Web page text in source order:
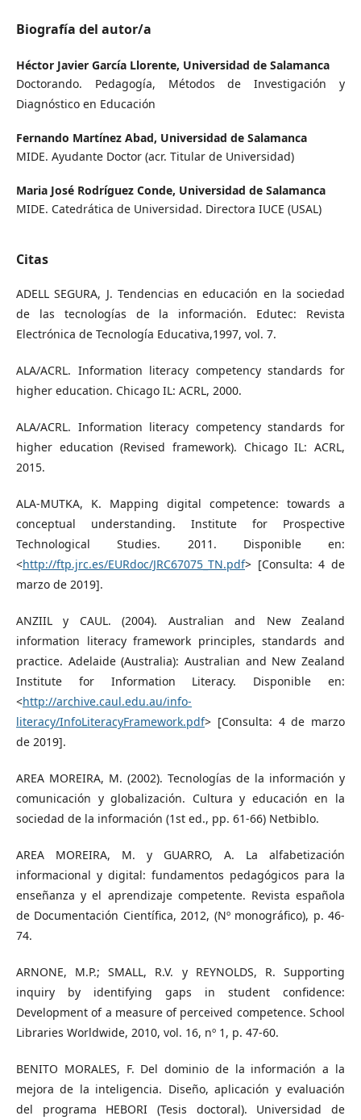
Biografía del autor/a
Héctor Javier García Llorente, Universidad de Salamanca
Doctorando. Pedagogía, Métodos de Investigación y
Diagnóstico en Educación
Fernando Martínez Abad, Universidad de Salamanca
MIDE. Ayudante Doctor (acr. Titular de Universidad)
Maria José Rodríguez Conde, Universidad de Salamanca
MIDE. Catedrática de Universidad. Directora IUCE (USAL)
Citas
ADELL SEGURA, J. Tendencias en educación en la sociedad
de las tecnologías de la información. Edutec: Revista
Electrónica de Tecnología Educativa,1997, vol. 7.
ALA/ACRL. Information literacy competency standards for
higher education. Chicago IL: ACRL, 2000.
ALA/ACRL. Information literacy competency standards for
higher education (Revised framework). Chicago IL: ACRL,
2015.
ALA-MUTKA, K. Mapping digital competence: towards a
conceptual understanding. Institute for Prospective
Technological Studies. 2011. Disponible en:
<http://ftp.jrc.es/EURdoc/JRC67075_TN.pdf> [Consulta: 4 de
marzo de 2019].
ANZIIL y CAUL. (2004). Australian and New Zealand
information literacy framework principles, standards and
practice. Adelaide (Australia): Australian and New Zealand
Institute for Information Literacy. Disponible en:
<http://archive.caul.edu.au/info-
literacy/InfoLiteracyFramework.pdf> [Consulta: 4 de marzo
de 2019].
AREA MOREIRA, M. (2002). Tecnologías de la información y
comunicación y globalización. Cultura y educación en la
sociedad de la información (1st ed., pp. 61-66) Netbiblo.
AREA MOREIRA, M. y GUARRO, A. La alfabetización
informacional y digital: fundamentos pedagógicos para la
enseñanza y el aprendizaje competente. Revista española
de Documentación Científica, 2012, (Nº monográfico), p. 46-
74.
ARNONE, M.P.; SMALL, R.V. y REYNOLDS, R. Supporting
inquiry by identifying gaps in student confidence:
Development of a measure of perceived competence. School
Libraries Worldwide, 2010, vol. 16, nº 1, p. 47-60.
BENITO MORALES, F. Del dominio de la información a la
mejora de la inteligencia. Diseño, aplicación y evaluación
del programa HEBORI (Tesis doctoral). Universidad de